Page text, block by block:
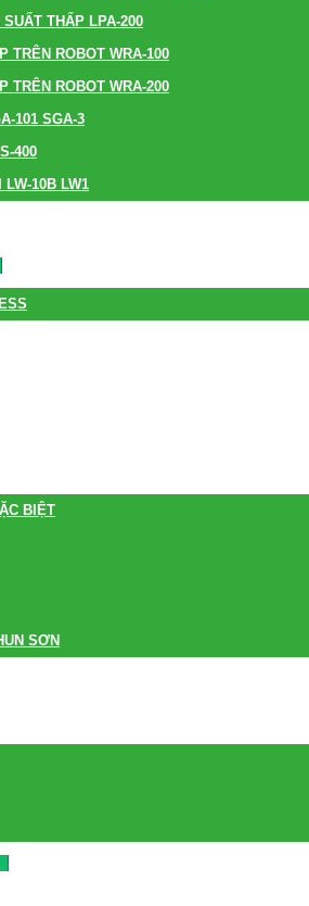
THẤP LPA-200
TRÊN ROBOT WRA-100
TRÊN ROBOT WRA-200
101 SGA-3
400
LW-10B LW1
BIỆT
SƠN